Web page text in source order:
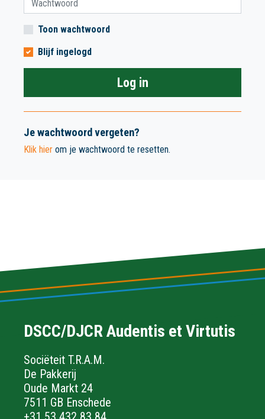
Toon wachtwoord
Blijf ingelogd
Log in
Je wachtwoord vergeten?
Klik hier om je wachtwoord te resetten.
DSCC/DJCR Audentis et Virtutis
Sociëteit T.R.A.M.
De Pakkerij
Oude Markt 24
7511 GB Enschede